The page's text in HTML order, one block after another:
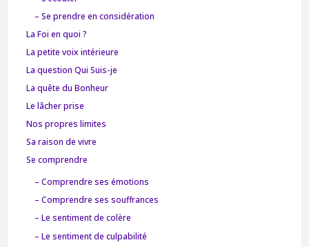
– Se prendre en considération
La Foi en quoi ?
La petite voix intérieure
La question Qui Suis-je
La quête du Bonheur
Le lâcher prise
Nos propres limites
Sa raison de vivre
Se comprendre
– Comprendre ses émotions
– Comprendre ses souffrances
– Le sentiment de colère
– Le sentiment de culpabilité